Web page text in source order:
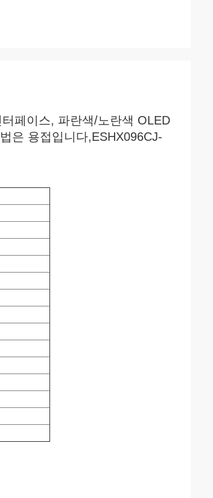
페이스, 파란색/노란색 OLED
은 용접입니다,ESHX096CJ-